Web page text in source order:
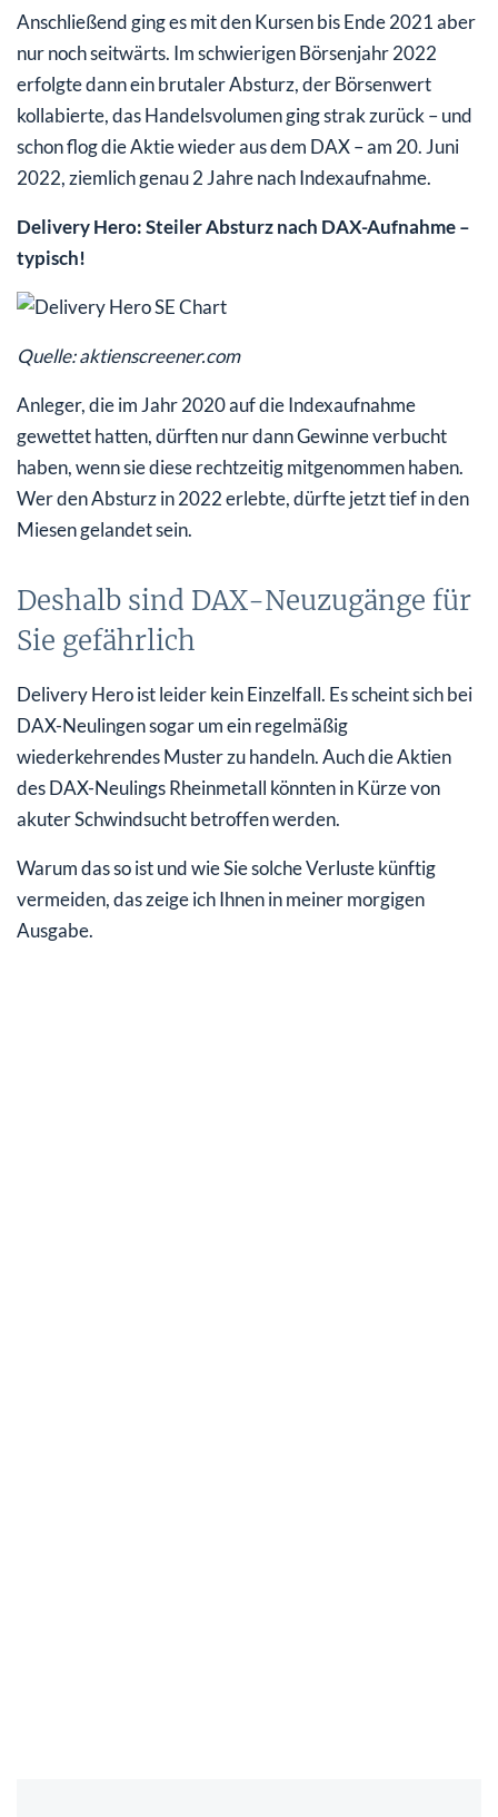
Anschließend ging es mit den Kursen bis Ende 2021 aber
nur noch seitwärts. Im schwierigen Börsenjahr 2022
erfolgte dann ein brutaler Absturz, der Börsenwert
kollabierte, das Handelsvolumen ging strak zurück – und
schon flog die Aktie wieder aus dem DAX – am 20. Juni
2022, ziemlich genau 2 Jahre nach Indexaufnahme.
Delivery Hero: Steiler Absturz nach DAX-Aufnahme –
typisch!
Quelle: aktienscreener.com
Anleger, die im Jahr 2020 auf die Indexaufnahme
gewettet hatten, dürften nur dann Gewinne verbucht
haben, wenn sie diese rechtzeitig mitgenommen haben.
Wer den Absturz in 2022 erlebte, dürfte jetzt tief in den
Miesen gelandet sein.
Deshalb sind DAX-Neuzugänge für
Sie gefährlich
Delivery Hero ist leider kein Einzelfall. Es scheint sich bei
DAX-Neulingen sogar um ein regelmäßig
wiederkehrendes Muster zu handeln. Auch die Aktien
des DAX-Neulings Rheinmetall könnten in Kürze von
akuter Schwindsucht betroffen werden.
Warum das so ist und wie Sie solche Verluste künftig
vermeiden, das zeige ich Ihnen in meiner morgigen
Ausgabe.